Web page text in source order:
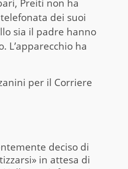
Preiti non ha
dei suoi
sia il padre hanno
L’apparecchio ha
per il Corriere
deciso di
in attesa di